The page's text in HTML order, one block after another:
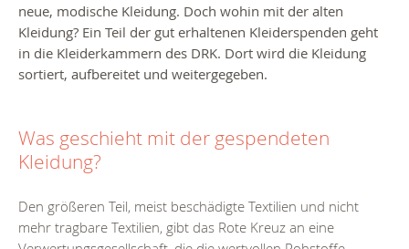
neue, modische Kleidung. Doch wohin mit der alten
Kleidung? Ein Teil der gut erhaltenen Kleiderspenden geht
in die Kleiderkammern des DRK. Dort wird die Kleidung
sortiert, aufbereitet und weitergegeben.
Was geschieht mit der gespendeten
Kleidung?
Den größeren Teil, meist beschädigte Textilien und nicht
mehr tragbare Textilien, gibt das Rote Kreuz an eine